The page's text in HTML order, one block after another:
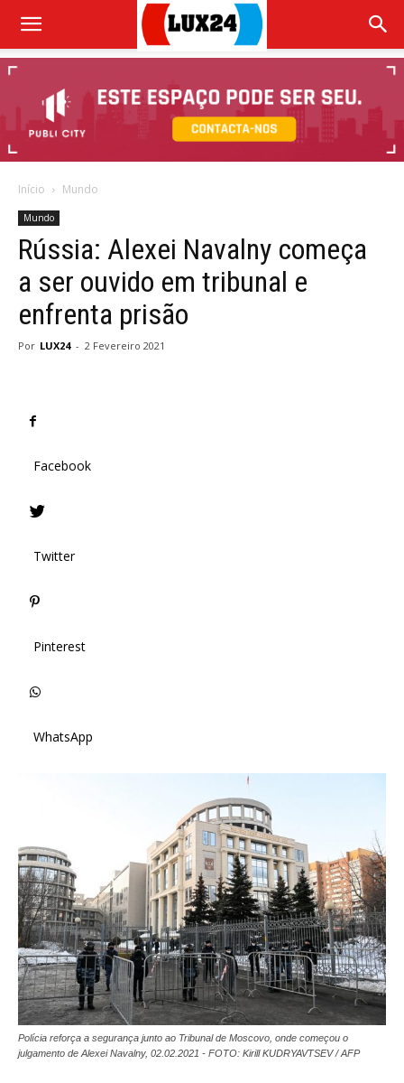
Início Mundo
Mundo
Rússia: Alexei Navalny começa
a ser ouvido em tribunal e
enfrenta prisão
Por LUX24 - 2 Fevereiro 2021
Facebook
Twitter
Pinterest
WhatsApp
Polícia reforça a segurança junto ao Tribunal de Moscovo, onde começou o
julgamento de Alexei Navalny, 02.02.2021 - FOTO: Kirill KUDRYAVTSEV / AFP